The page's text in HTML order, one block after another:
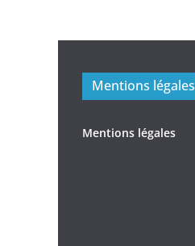
Mentions légales
Mentions légales